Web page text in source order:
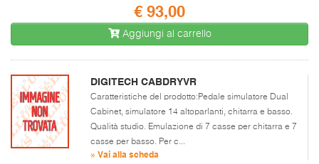
€ 93,00
Aggiungi al carrello
DIGITECH CABDRYVR
Caratteristiche del prodotto:Pedale simulatore Dual
Cabinet, simulatore 14 altoparlanti, chitarra e basso.
Qualità studio. Emulazione di 7 casse per chitarra e 7
casse per basso. Per c...
» Vai alla scheda